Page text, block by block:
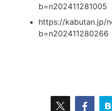
b=n202411281005
https://kabutan.jp/
b=n202411280266